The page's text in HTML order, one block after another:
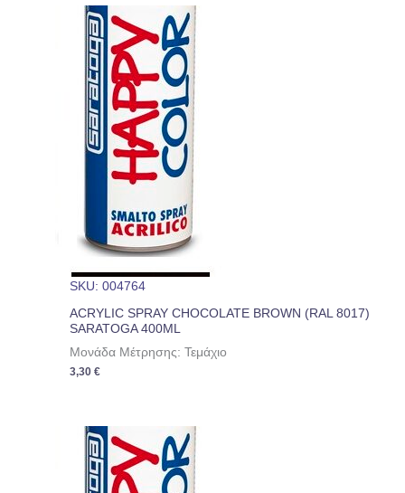
SKU: 004764
ACRYLIC SPRAY CHOCOLATE BROWN (RAL 8017)
SARATOGA 400ML
Μονάδα Μέτρησης: Τεμάχιο
3,30€